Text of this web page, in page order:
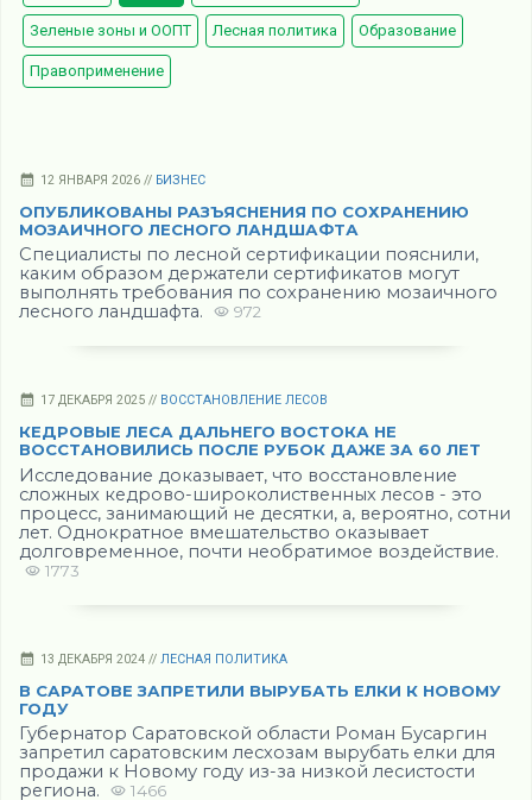
Зеленые зоны и ООПТ Лесная политика Образование
Правоприменение
12 ЯНВАРЯ 2026 // БИЗНЕС
ОПУБЛИКОВАНЫ РАЗЪЯСНЕНИЯ ПО СОХРАНЕНИЮ
МОЗАИЧНОГО ЛЕСНОГО ЛАНДШАФТА
Специалисты по лесной сертификации пояснили,
каким образом держатели сертификатов могут
выполнять требования по сохранению мозаичного
лесного ландшафта.
972
17 ДЕКАБРЯ 2025 // ВОССТАНОВЛЕНИЕ ЛЕСОВ
КЕДРОВЫЕ ЛЕСА ДАЛЬНЕГО ВОСТОКА НЕ
ВОССТАНОВИЛИСЬ ПОСЛЕ РУБОК ДАЖЕ ЗА 60 ЛЕТ
Исследование доказывает, что восстановление
сложных кедрово-широколиственных лесов - это
процесс, занимающий не десятки, а, вероятно, сотни
лет. Однократное вмешательство оказывает
долговременное, почти необратимое воздействие.
1773
13 ДЕКАБРЯ 2024 // ЛЕСНАЯ ПОЛИТИКА
В САРАТОВЕ ЗАПРЕТИЛИ ВЫРУБАТЬ ЕЛКИ К НОВОМУ
ГОДУ
Губернатор Саратовской области Роман Бусаргин
запретил саратовским лесхозам вырубать елки для
продажи к Новому году из-за низкой лесистости
региона.
1466